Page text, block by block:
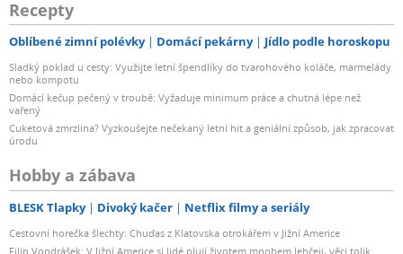
Recepty
Oblíbené zimní polévky Domácí pekárny Jídlo podle horoskopu
Sladký poklad u cesty: Využijte letní špendlíky do tvarohového koláče, marmelády
nebo kompotu
Domácí kečup pečený v troubě: Vyžaduje minimum práce a chutná lépe než
vařený
Cuketová zmrzlina? Vyzkoušejte nečekaný letní hit a geniální způsob, jak zpracovat
úrodu
Hobby a zábava
BLESK Tlapky Divoký kačer Netflix filmy a seriály
Cestovní horečka šlechty: Chuďas z Klatovska otrokářem v Jižní Americe
Filip Vondrášek: V Jižní Americe si lidé plují životem mnohem lehčeji, věci tolik